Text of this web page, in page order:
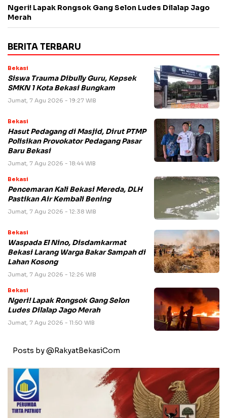
Ngeri! Lapak Rongsok Gang Selon Ludes Dilalap Jago
Merah
BERITA TERBARU
Bekasi
Siswa Trauma Dibully Guru, Kepsek
SMKN 1 Kota Bekasi Bungkam
Jumat, 7 Agu 2026 - 19:27 WIB
Bekasi
Hasut Pedagang di Masjid, Dirut PTMP
Polisikan Provokator Pedagang Pasar
Baru Bekasi
Jumat, 7 Agu 2026 - 18:44 WIB
Bekasi
Pencemaran Kali Bekasi Mereda, DLH
Pastikan Air Kembali Bening
Jumat, 7 Agu 2026 - 12:38 WIB
Bekasi
Waspada El Nino, Disdamkarmat
Bekasi Larang Warga Bakar Sampah di
Lahan Kosong
Jumat, 7 Agu 2026 - 12:26 WIB
Bekasi
Ngeri! Lapak Rongsok Gang Selon
Ludes Dilalap Jago Merah
Jumat, 7 Agu 2026 - 11:50 WIB
Posts by @RakyatBekasiCom